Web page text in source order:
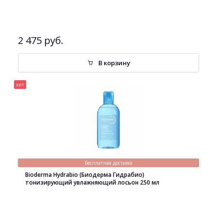
2 475 руб.
В корзину
хит
Бесплатная доставка
Bioderma Hydrabio (Биодерма Гидрабио)
тонизирующий увлажняющий лосьон 250 мл